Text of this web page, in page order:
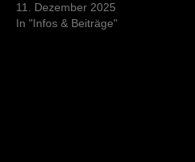
11. Dezember 2025
In "Infos & Beiträge"